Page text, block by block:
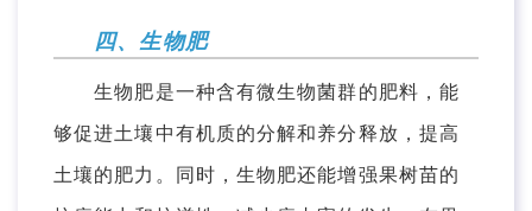
四、生物肥
生物肥是一种含有微生物菌群的肥料，能
够促进土壤中有机质的分解和养分释放，提高
土壤的肥力。同时，生物肥还能增强果树苗的